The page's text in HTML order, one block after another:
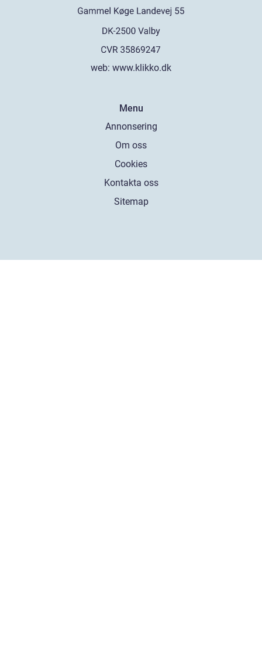
web: www.klikko.dk
Menu
Annonsering
Om oss
Cookies
Kontakta oss
Sitemap